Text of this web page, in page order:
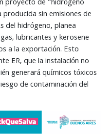
proyecto de “hidrógeno
sin emisiones de
del hidrógeno, planea
lubricantes y kerosene
a la exportación. Esto
ER, que la instalación no
generará químicos tóxicos
de contaminación del